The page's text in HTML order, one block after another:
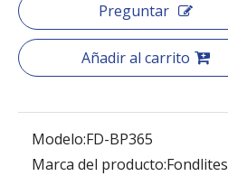
Preguntar
Añadir al carrito
Modelo:FD-BP365
Marca del producto:Fondlites